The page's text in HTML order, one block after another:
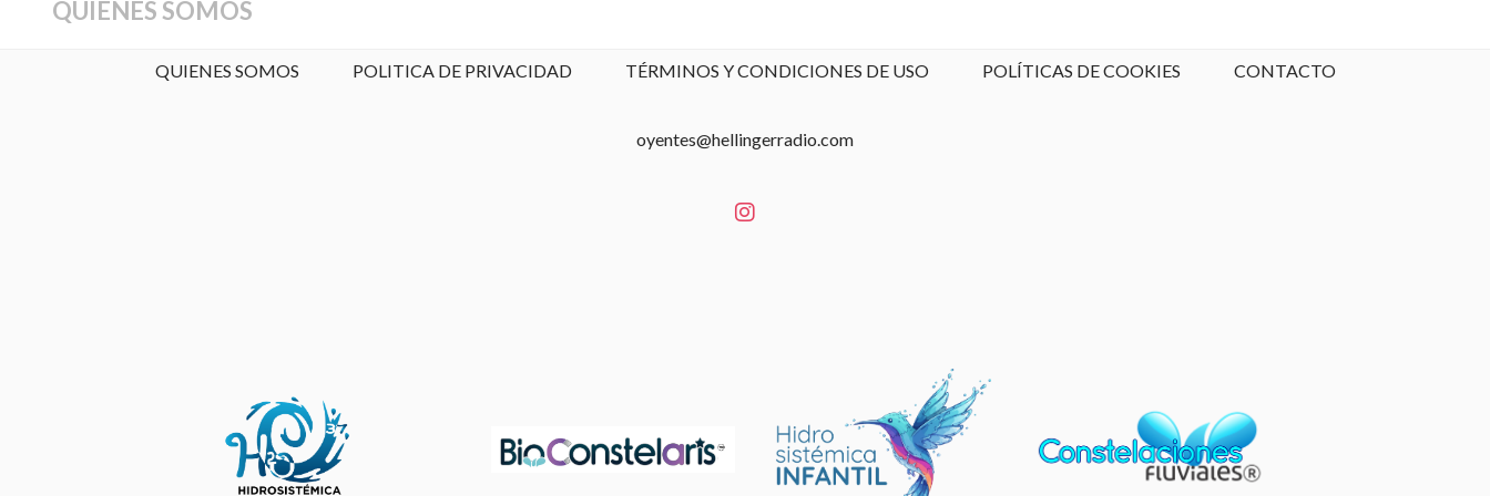
QUIENES SOMOS
QUIENES SOMOS POLITICA DE PRIVACIDAD TÉRMINOS Y CONDICIONES DE USO POLÍTICAS DE COOKIES CONTACTO
oyentes@hellingerradio.com